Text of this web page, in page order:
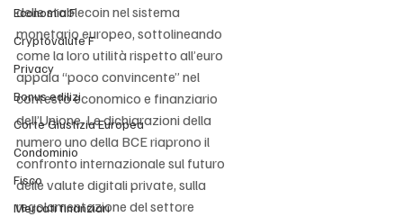
Economia F
Cryptovalute F
Privacy
Bonus edilizi
Corte Giustizia Europea
Condominio
Fisco
Mercati finanziari
delle stablecoin nel sistema
monetario europeo, sottolineando
come la loro utilità rispetto all’euro
appaia “poco convincente” nel
contesto economico e finanziario
dell’Unione. Le dichiarazioni della
numero uno della BCE riaprono il
confronto internazionale sul futuro
delle valute digitali private, sulla
regolamentazione del settore